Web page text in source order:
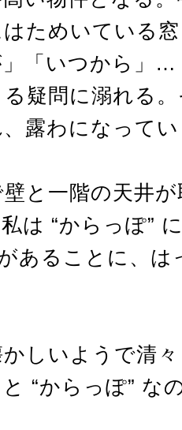
ためいている
」「いつから」
疑問に溺れる
露わになって
と一階の天井
は “からっぽ”
あることに、は
しいようで清
“からっぽ” な